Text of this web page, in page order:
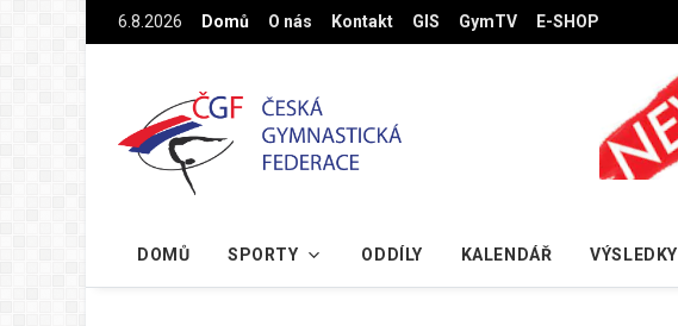
Na hlavní obsah6.8.2026 Domů O nás Kontakt GIS GymTV E-SHOP
DOMŮ SPORTY ODDÍLY KALENDÁŘ VÝSLEDKY